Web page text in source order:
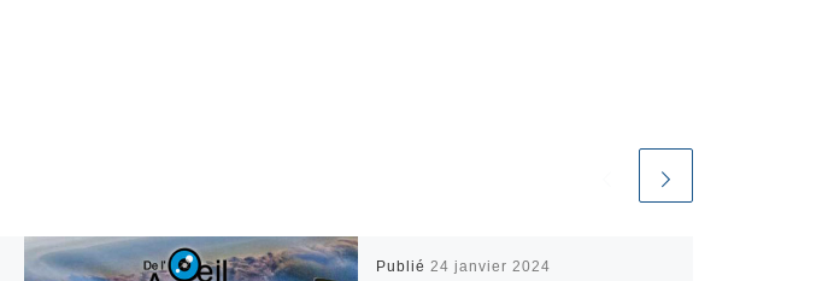
Publié 24 janvier 2024